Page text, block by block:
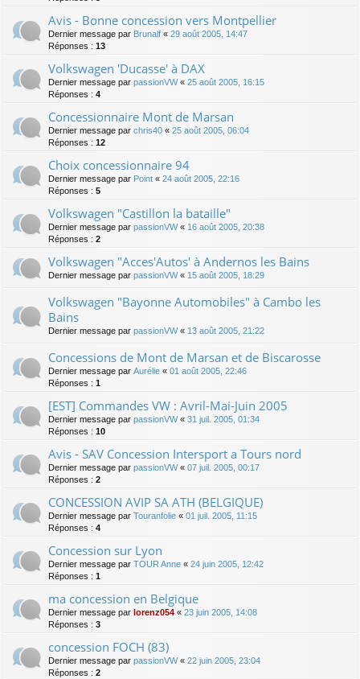
Avis - Bonne concession vers Montpellier
Dernier message par Brunalf « 29 août 2005, 14:47
Réponses : 13
Volkswagen 'Ducasse' à DAX
Dernier message par passionVW« 25 août 2005, 16:15
Réponses : 4
Concessionnaire Mont de Marsan
Dernier message par chris40 « 25 août 2005, 06:04
Réponses : 12
Choix concessionnaire 94
Dernier message par Point « 24 août 2005, 22:16
Réponses : 5
Volkswagen "Castillon la bataille"
Dernier message par passionVW« 16 août 2005, 20:38
Réponses : 2
Volkswagen "Acces'Autos' à Andernos les Bains
Dernier message par passionVW« 15 août 2005, 18:29
Volkswagen "Bayonne Automobiles" à Cambo les
Bains
Dernier message par passionVW« 13 août 2005, 21:22
Concessions de Mont de Marsan et de Biscarosse
Dernier message par Aurélie « 01 août 2005, 22:46
Réponses : 1
[EST] Commandes VW : Avril-Mai-Juin 2005
Dernier message par passionVW« 31 juil. 2005, 01:34
Réponses : 10
Avis - SAV Concession Intersport a Tours nord
Dernier message par passionVW« 07 juil. 2005, 00:17
Réponses : 2
CONCESSION AVIP SA ATH (BELGIQUE)
Dernier message par Touranfolie « 01 juil. 2005, 11:15
Réponses : 4
Concession sur Lyon
Dernier message par TOUR Anne « 24 juin 2005, 12:42
Réponses : 1
ma concession en Belgique
Dernier message par lorenz054 « 23 juin 2005, 14:08
Réponses : 3
concession FOCH (83)
Dernier message par passionVW« 22 juin 2005, 23:04
Réponses : 2